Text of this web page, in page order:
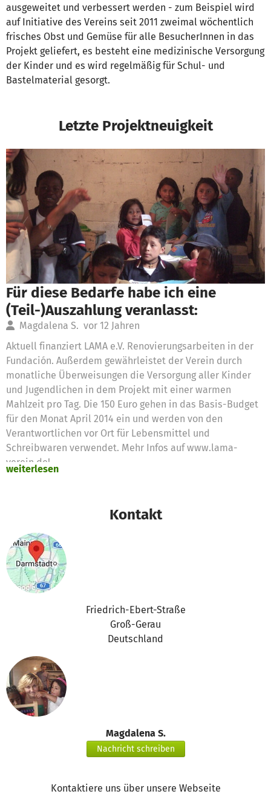
ausgeweitet und verbessert werden - zum Beispiel wird
auf Initiative des Vereins seit 2011 zweimal wöchentlich
frisches Obst und Gemüse für alle BesucherInnen in das
Projekt geliefert, es besteht eine medizinische Versorgung
der Kinder und es wird regelmäßig für Schul- und
Bastelmaterial gesorgt.
Letzte Projektneuigkeit
Für diese Bedarfe habe ich eine
(Teil-)Auszahlung veranlasst:
Magdalena S. vor 12 Jahren
Aktuell finanziert LAMA e.V. Renovierungsarbeiten in der
Fundación. Außerdem gewährleistet der Verein durch
monatliche Überweisungen die Versorgung aller Kinder
und Jugendlichen in dem Projekt mit einer warmen
Mahlzeit pro Tag. Die 150 Euro gehen in das Basis-Budget
für den Monat April 2014 ein und werden von den
Verantwortlichen vor Ort für Lebensmittel und
Schreibwaren verwendet. Mehr Infos auf www.lama-
verein.de!
Vorsorgeuntersuchung vor Ort 150,00 €
weiterlesen
Kontakt
Friedrich-Ebert-Straße
Groß-Gerau
Deutschland
Magdalena S.
Nachricht schreiben
Kontaktiere uns über unsere Webseite